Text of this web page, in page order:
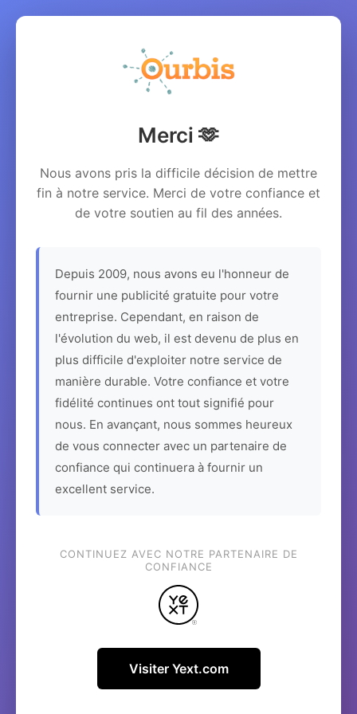
Merci 🫶
Nous avons pris la difficile décision de mettre
fin à notre service. Merci de votre confiance et
de votre soutien au fil des années.
Depuis 2009, nous avons eu l'honneur de
fournir une publicité gratuite pour votre
entreprise. Cependant, en raison de
l'évolution du web, il est devenu de plus en
plus difficile d'exploiter notre service de
manière durable. Votre confiance et votre
fidélité continues ont tout signifié pour
nous. En avançant, nous sommes heureux
de vous connecter avec un partenaire de
confiance qui continuera à fournir un
excellent service.
CONTINUEZ AVEC NOTRE PARTENAIRE DE
CONFIANCE
Visiter Yext.com